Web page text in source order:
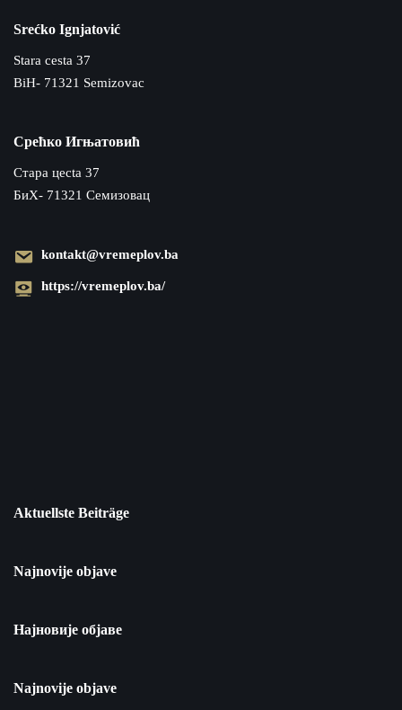
Srećko Ignjatović
Stara cesta 37
BiH- 71321 Semizovac
Срећко Игњатовић
Cтара цecta 37
БиХ- 71321 Семизовац
kontakt@vremeplov.ba
https://vremeplov.ba/
Aktuellste Beiträge
Najnovije objave
Најновије објаве
Najnovije objave